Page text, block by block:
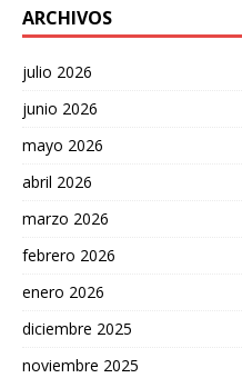
ARCHIVOS
julio 2026
junio 2026
mayo 2026
abril 2026
marzo 2026
febrero 2026
enero 2026
diciembre 2025
noviembre 2025